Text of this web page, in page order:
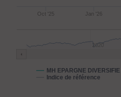
MH EPARGNE
Indice de référence
Oct '25 Jan '26
2020